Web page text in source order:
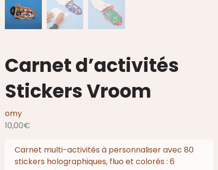
Carnet d’activités
Stickers Vroom
omy
10,00€
Carnet multi-activités à personnaliser avec 80
stickers holographiques, fluo et colorés : 6